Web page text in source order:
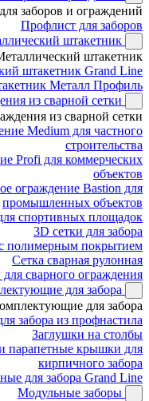
заборов и ограждений
Профлист для заборов
штакетник
штакетник
штакетник Grand Line
Металл Профиль
из сварной сетки
из сварной сетки
Medium для частного
строительства
Profi для коммерческих
объектов
ограждение Bastion для
промышленных объектов
спортивных площадок
3D сетки для забора
полимерным покрытием
Сетка сварная рулонная
сварного ограждения
для забора
для забора
забора из профнастила
Заглушки на столбы
парапетные крышки для
кирпичного забора
для забора Grand Line
Модульные заборы